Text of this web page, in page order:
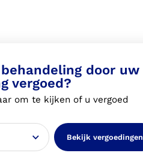
door uw
vergoed?
om te kijken of u vergoed
Bekijk vergoedingen